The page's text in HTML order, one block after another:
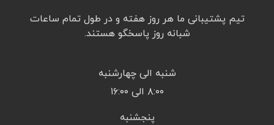
تیم پشتیبانی ما هر روز هفته و در طول تمام ساعات
شبانه روز پاسخگو هستند.
شنبه الی چهارشنبه
۸:۰۰ الی ۱۶:۰۰
پنجشنبه